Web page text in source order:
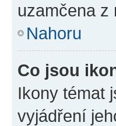
uzamčena z
Nahoru
Co jsou
Ikony témat
vyjádření